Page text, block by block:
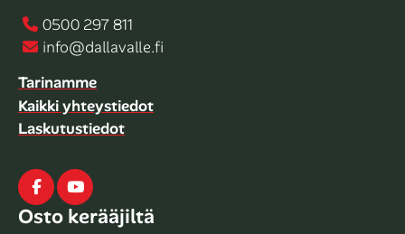
0500 297 811
info@dallavalle.fi
Tarinamme
Kaikki yhteystiedot
Laskutustiedot
FacebookYoutube
Osto kerääjiltä